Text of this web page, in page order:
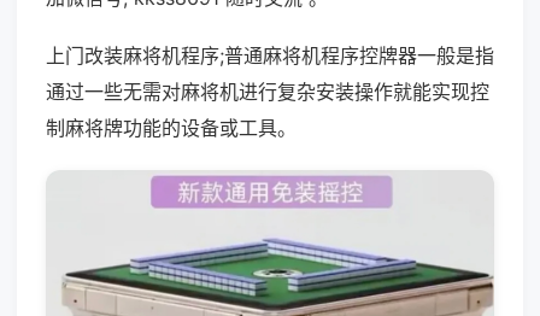
上门改装麻将机程序;普通麻将机程序控牌器一般是指
通过一些无需对麻将机进行复杂安装操作就能实现控
制麻将牌功能的设备或工具。